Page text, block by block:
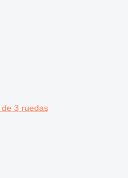
3 ruedas